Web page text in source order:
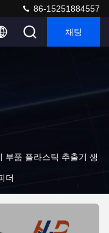
86-15251884557
채팅
부품 플라스틱 추출기 생
더